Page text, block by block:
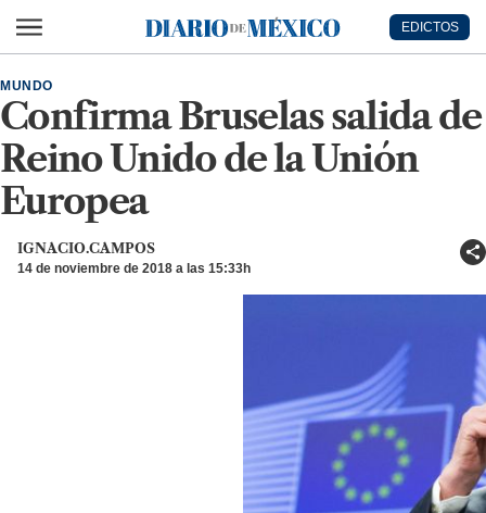
Diario de México
EDICTOS
Confirma Bruselas salida de
Reino Unido de la Unión
Europea
MUNDO
IGNACIO.CAMPOS
14 de noviembre de 2018 a las 15:33h